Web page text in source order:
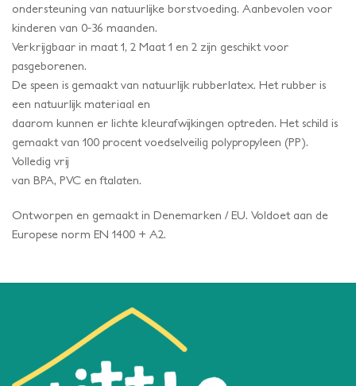
ondersteuning van natuurlijke borstvoeding. Aanbevolen voor
kinderen van 0-36 maanden.
Verkrijgbaar in maat 1, 2 Maat 1 en 2 zijn geschikt voor
pasgeborenen.
De speen is gemaakt van natuurlijk rubberlatex. Het rubber is
een natuurlijk materiaal en
daarom kunnen er lichte kleurafwijkingen optreden. Het schild is
gemaakt van 100 procent voedselveilig polypropyleen (PP).
Volledig vrij
van BPA, PVC en ftalaten.
Ontworpen en gemaakt in Denemarken / EU. Voldoet aan de
Europese norm EN 1400 + A2.